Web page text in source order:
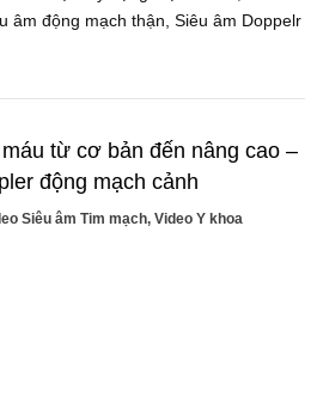
âm động mạch thận, Siêu âm Doppelr
từ cơ bản đến nâng cao –
động mạch cảnh
Siêu âm Tim mạch, Video Y khoa